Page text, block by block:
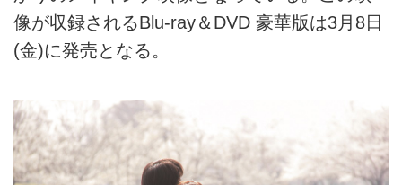
像が収録されるBlu-ray＆DVD 豪華版は3月8日
(金)に発売となる。